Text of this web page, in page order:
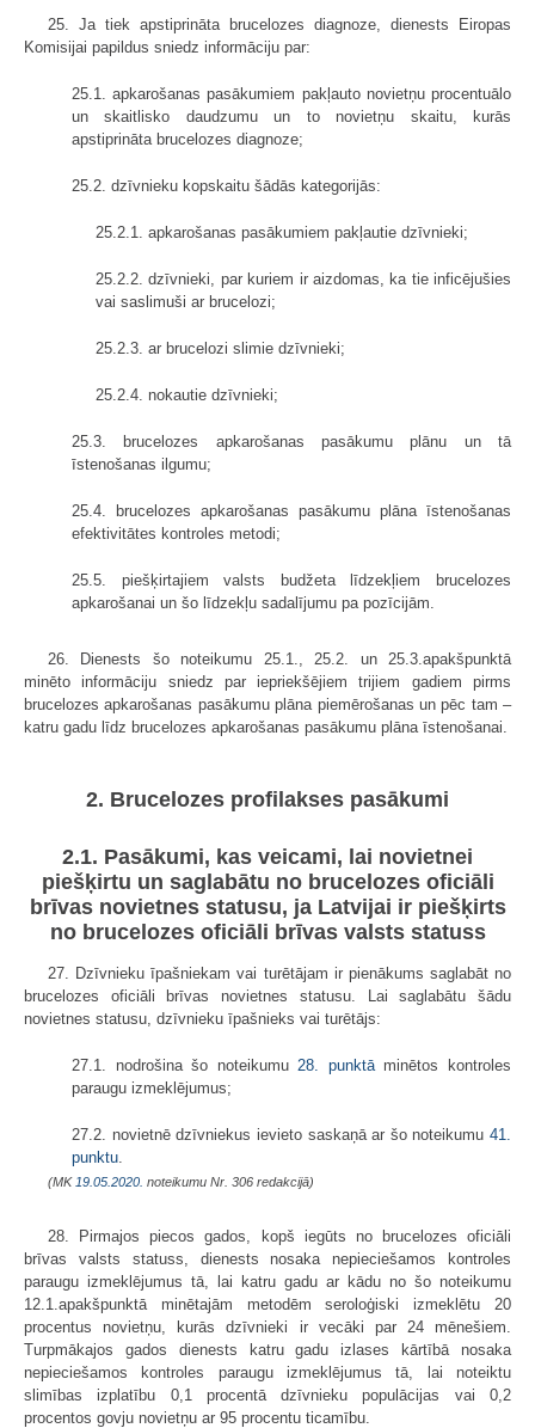
25. Ja tiek apstiprināta brucelozes diagnoze, dienests Eiropas
Komisijai papildus sniedz informāciju par:
25.1. apkarošanas pasākumiem pakļauto novietņu procentuālo
un skaitlisko daudzumu un to novietņu skaitu, kurās
apstiprināta brucelozes diagnoze;
25.2. dzīvnieku kopskaitu šādās kategorijās:
25.2.1. apkarošanas pasākumiem pakļautie dzīvnieki;
25.2.2. dzīvnieki, par kuriem ir aizdomas, ka tie inficējušies
vai saslimuši ar brucelozi;
25.2.3. ar brucelozi slimie dzīvnieki;
25.2.4. nokautie dzīvnieki;
25.3. brucelozes apkarošanas pasākumu plānu un tā
īstenošanas ilgumu;
25.4. brucelozes apkarošanas pasākumu plāna īstenošanas
efektivitātes kontroles metodi;
25.5. piešķirtajiem valsts budžeta līdzekļiem brucelozes
apkarošanai un šo līdzekļu sadalījumu pa pozīcijām.
26. Dienests šo noteikumu 25.1., 25.2. un 25.3.apakšpunktā
minēto informāciju sniedz par iepriekšējiem trijiem gadiem pirms
brucelozes apkarošanas pasākumu plāna piemērošanas un pēc tam –
katru gadu līdz brucelozes apkarošanas pasākumu plāna īstenošanai.
2. Brucelozes profilakses pasākumi
2.1. Pasākumi, kas veicami, lai novietnei
piešķirtu un saglabātu no brucelozes oficiāli
brīvas novietnes statusu, ja Latvijai ir piešķirts
no brucelozes oficiāli brīvas valsts statuss
27. Dzīvnieku īpašniekam vai turētājam ir pienākums saglabāt no
brucelozes oficiāli brīvas novietnes statusu. Lai saglabātu šādu
novietnes statusu, dzīvnieku īpašnieks vai turētājs:
27.1. nodrošina šo noteikumu 28. punktāminētos kontroles
paraugu izmeklējumus;
27.2. novietnē dzīvniekus ievieto saskaņā ar šo noteikumu 41.
punktu
(MK 19.05.2020. noteikumu Nr. 306 redakcijā)
28. Pirmajos piecos gados, kopš iegūts no brucelozes oficiāli
brīvas valsts statuss, dienests nosaka nepieciešamos kontroles
paraugu izmeklējumus tā, lai katru gadu ar kādu no šo noteikumu
12.1.apakšpunktā minētajām metodēm seroloģiski izmeklētu 20
procentus novietņu, kurās dzīvnieki ir vecāki par 24 mēnešiem.
Turpmākajos gados dienests katru gadu izlases kārtībā nosaka
nepieciešamos kontroles paraugu izmeklējumus tā, lai noteiktu
slimības izplatību 0,1 procentā dzīvnieku populācijas vai 0,2
procentos govju novietņu ar 95 procentu ticamību.